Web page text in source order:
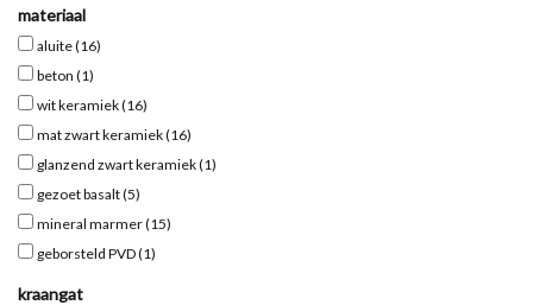
Kranen & afvoeren
Meubels
Spiegels
Badkamer accessoires
reserveonderdelen
materiaal
aluite(16)
beton (1)
wit keramiek(16)
mat zwart keramiek(16)
glanzend zwart keramiek(1)
gezoet basalt(5)
mineral marmer(15)
geborsteld PVD(1)
kraangat